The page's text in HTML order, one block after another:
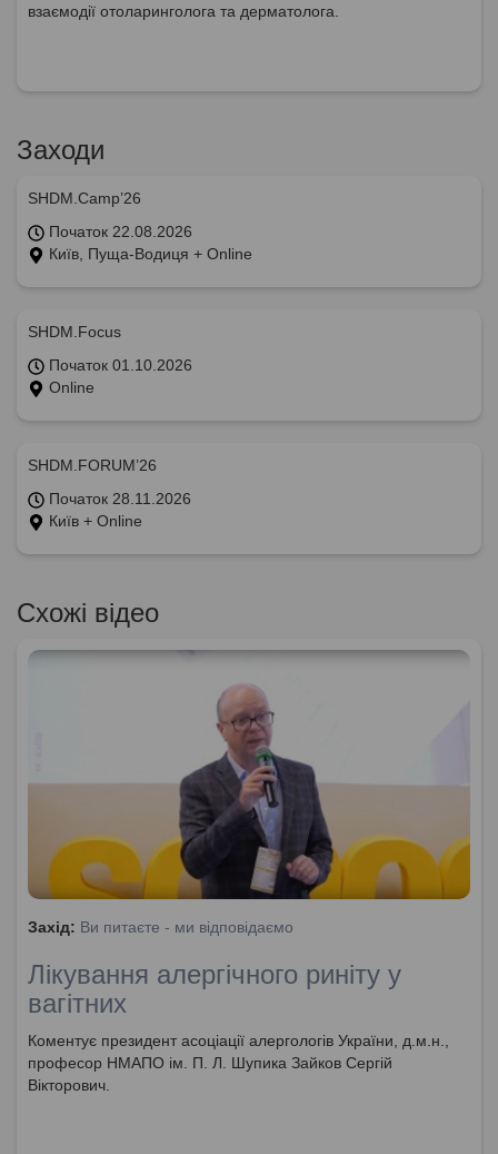
взаємодії отоларинголога та дерматолога.
Заходи
SHDM.Camp’26
Початок 22.08.2026
Київ, Пуща-Водиця + Online
SHDM.Focus
Початок 01.10.2026
Online
SHDM.FORUM’26
Початок 28.11.2026
Київ + Online
Схожі відео
Захід: Ви питаєте - ми відповідаємо
Лікування алергічного риніту у
вагітних
Коментує президент асоціації алергологів України, д.м.н.,
професор НМАПО ім. П. Л. Шупика Зайков Сергій
Вікторович.